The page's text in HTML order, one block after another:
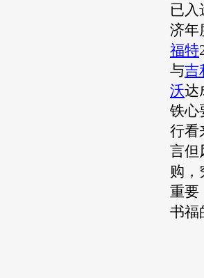
已入
济年
福特
与吉
沃达
铁心
行看
言但
购，
重要
书福